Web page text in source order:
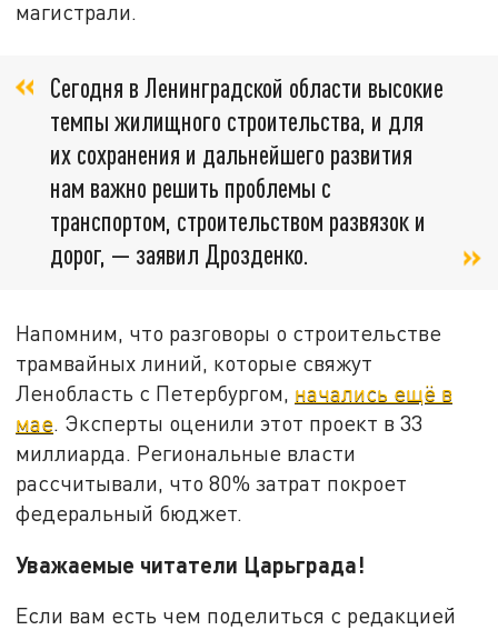
магистрали.
Сегодня в Ленинградской области высокие
темпы жилищного строительства, и для
их сохранения и дальнейшего развития
нам важно решить проблемы с
транспортом, строительством развязок и
дорог, — заявил Дрозденко.
Напомним, что разговоры о строительстве
трамвайных линий, которые свяжут
Ленобласть с Петербургом, начались ещё в
мае. Эксперты оценили этот проект в 33
миллиарда. Региональные власти
рассчитывали, что 80% затрат покроет
федеральный бюджет.
Уважаемые читатели Царьграда!
Если вам есть чем поделиться с редакцией